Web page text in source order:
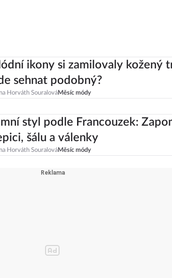
ikony si zamilovaly kožený
sehnat podobný?
Horváth SouralováMěsíc módy
styl podle Francouzek:
šálu a válenky
Horváth SouralováMěsíc módy